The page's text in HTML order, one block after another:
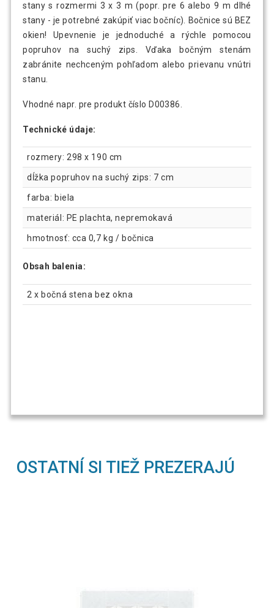
stany s rozmermi 3 x 3 m (popr. pre 6 alebo 9 m dlhé
stany - je potrebné zakúpiť viac bočníc). Bočnice sú BEZ
okien! Upevnenie je jednoduché a rýchle pomocou
popruhov na suchý zips. Vďaka bočným stenám
zabránite nechceným pohľadom alebo prievanu vnútri
stanu.
Vhodné napr. pre produkt číslo D00386.
Technické údaje:
rozmery: 298 x 190 cm
dĺžka popruhov na suchý zips: 7 cm
farba: biela
materiál: PE plachta, nepremokavá
hmotnosť: cca 0,7 kg / bočnica
Obsah balenia:
2 x bočná stena bez okna
OSTATNÍ SI TIEŽ PREZERAJÚ